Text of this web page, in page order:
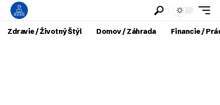
Zdravie / Životný Štýl Domov / Záhrada Financie /